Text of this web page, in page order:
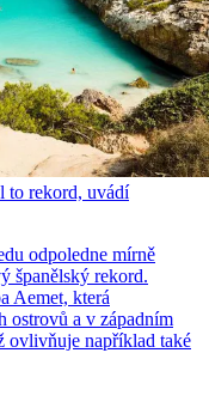
to rekord, uvádí
odpoledne mírně
španělský rekord.
Aemet, která
ostrovů a v západním
ovlivňuje například také